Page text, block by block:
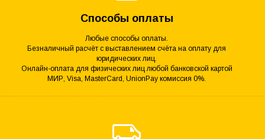
Способы оплаты
Любые способы оплаты.
Безналичный расчёт с выставлением счёта на оплату для
юридических лиц.
Онлайн-оплата для физических лиц любой банковской картой
МИР, Visa, MasterCard, UnionPay комиссия 0%.